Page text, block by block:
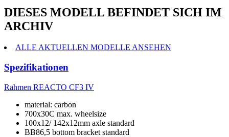
DIESES MODELL BEFINDET SICH IM
ARCHIV
ALLE AKTUELLEN MODELLE ANSEHEN
Spezifikationen
Rahmen REACTO CF3 IV
material: carbon
700x30C max. wheelsize
100x12/ 142x12mm axle standard
BB86,5 bottom bracket standard